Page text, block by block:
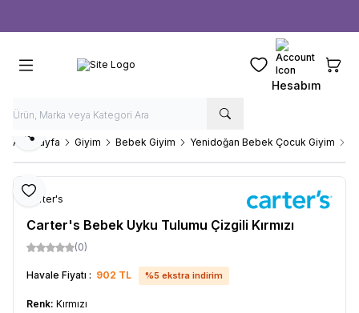
Favorilerim
Hesabım
Ana Sayfa Giyim Bebek Giyim Yenidoğan Bebek Çocuk Giyim
Favoriye Ekle
Paylaş
Carter's
Carter's Bebek Uyku Tulumu Çizgili Kırmızı
(0)
Havale Fiyatı : 902 TL %5 ekstra indirim
Renk: Kırmızı